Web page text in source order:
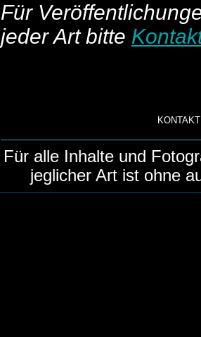
Für
jeder Art bitte
KONTAKT
Für alle Inhalte und
jeglicher Art ist ohne